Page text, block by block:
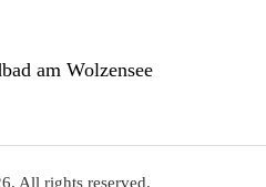
am Wolzensee
All rights reserved.